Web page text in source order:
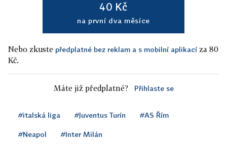
40 Kč
na první dva měsíce
Nebo zkuste předplatné bez reklam a s mobilní aplikací za 80
Kč.
Máte již předplatné? Přihlaste se
#italská liga #Juventus Turín #AS Řím
#Neapol #Inter Milán